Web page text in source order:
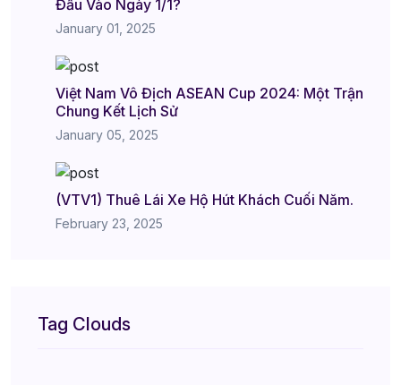
Đầu Vào Ngày 1/1?
January 01, 2025
Việt Nam Vô Địch ASEAN Cup 2024: Một Trận
Chung Kết Lịch Sử
January 05, 2025
(VTV1) Thuê Lái Xe Hộ Hút Khách Cuối Năm.
February 23, 2025
Tag Clouds